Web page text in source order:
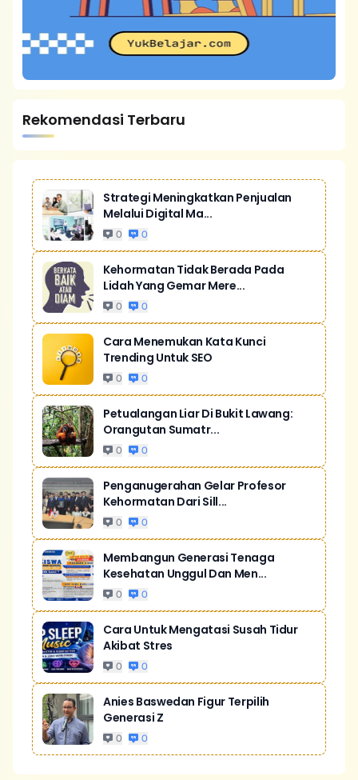
Rekomendasi Terbaru
Strategi Meningkatkan Penjualan
Melalui Digital Ma...
0 0
Kehormatan Tidak Berada Pada
Lidah Yang Gemar Mere...
0 0
Cara Menemukan Kata Kunci
Trending Untuk SEO
0 0
Petualangan Liar Di Bukit Lawang:
Orangutan Sumatr...
0 0
Penganugerahan Gelar Profesor
Kehormatan Dari Sill...
0 0
Membangun Generasi Tenaga
Kesehatan Unggul Dan Men...
0 0
Cara Untuk Mengatasi Susah Tidur
Akibat Stres
0 0
Anies Baswedan Figur Terpilih
Generasi Z
0 0